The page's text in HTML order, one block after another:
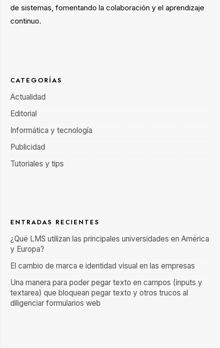
de sistemas, fomentando la colaboración y el aprendizaje
continuo.
CATEGORÍAS
Actualidad
Editorial
Informática y tecnología
Publicidad
Tutoriales y tips
ENTRADAS RECIENTES
¿Qué LMS utilizan las principales universidades en América
y Europa?
El cambio de marca e identidad visual en las empresas
Una manera para poder pegar texto en campos (inputs y
textarea) que bloquean pegar texto y otros trucos al
diligenciar formularios web